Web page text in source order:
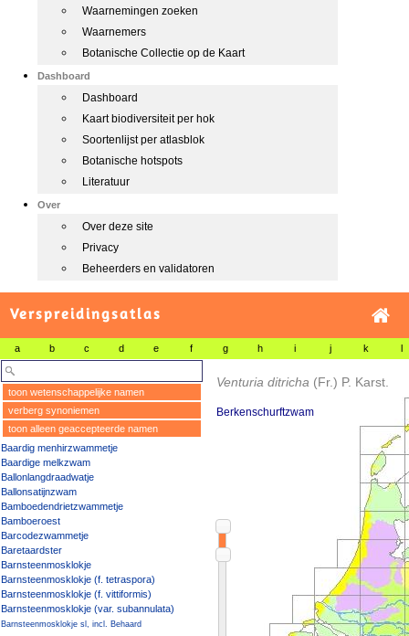
Waarnemingen zoeken
Waarnemers
Botanische Collectie op de Kaart
Dashboard
Dashboard
Kaart biodiversiteit per hok
Soortenlijst per atlasblok
Botanische hotspots
Literatuur
Over
Over deze site
Privacy
Beheerders en validatoren
Verspreidingsatlas
a b c d e f g h i j k l
toon wetenschappelijke namen
verberg synoniemen
toon alleen geaccepteerde namen
Baardig menhirzwammetje
Baardige melkzwam
Ballonlangdraadwatje
Ballonsatijnzwam
Bamboedendrietzwammetje
Bamboeroest
Barcodezwammetje
Baretaardster
Barnsteenmosklokje
Barnsteenmosklokje (f. tetraspora)
Barnsteenmosklokje (f. vittiformis)
Barnsteenmosklokje (var. subannulata)
Barnsteenmosklokje sl, incl. Behaard
Venturia ditricha (Fr.) P. Karst.
Berkenschurftzwam